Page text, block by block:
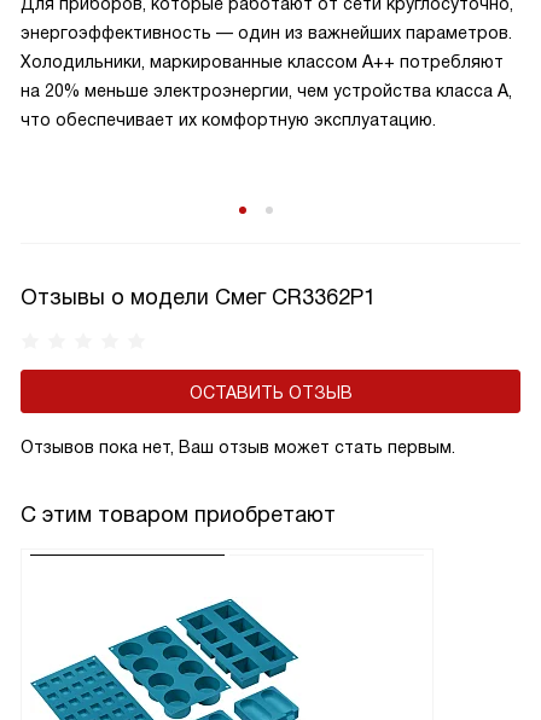
энергоэффективность — один из важнейших параметров.
Холодильники, маркированные классом A++ потребляют
на 20% меньше электроэнергии, чем устройства класса A,
что обеспечивает их комфортную эксплуатацию.
Отзывы о модели Смег CR3362P1
ОСТАВИТЬ ОТЗЫВ
Отзывов пока нет, Ваш отзыв может стать первым.
С этим товаром приобретают